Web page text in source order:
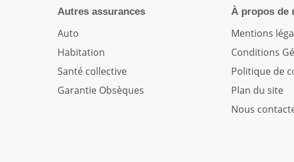
Autres assurances
Auto
Habitation
Santé collective
Garantie Obsèques
À propos de
Mentions
Conditions
Politique de
Plan du site
Nous